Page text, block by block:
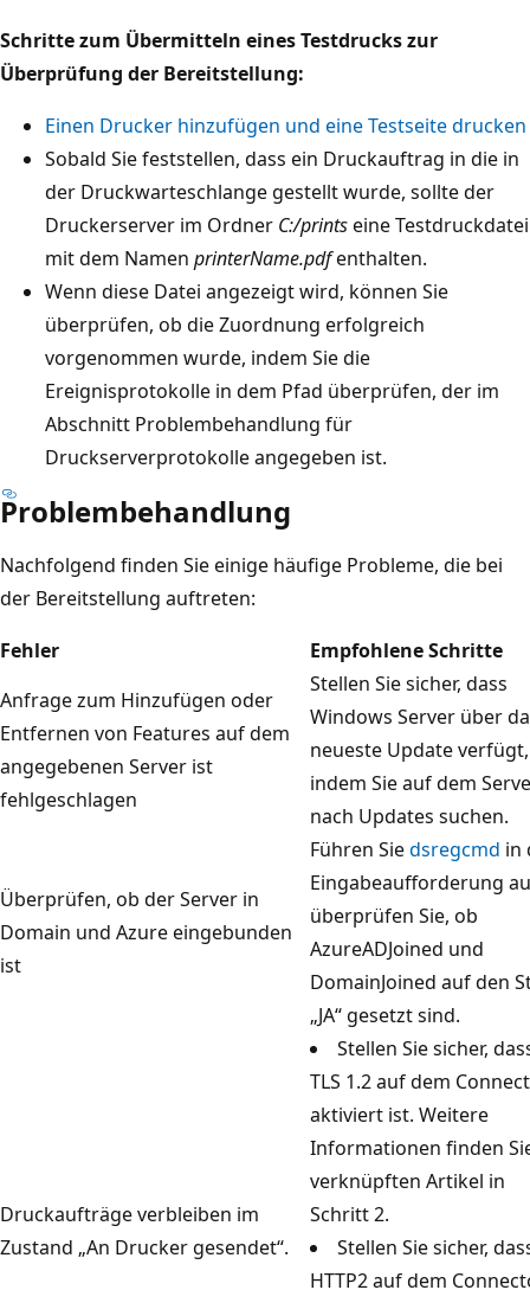
Schritte zum Übermitteln eines Testdrucks zur
Überprüfung der Bereitstellung:
Einen Drucker hinzufügen und eine Testseite drucken
Sobald Sie feststellen, dass ein Druckauftrag in die in
der Druckwarteschlange gestellt wurde, sollte der
Druckerserver im Ordner C:/printseine Testdruckdatei
mit dem Namen printerName.pdfenthalten.
Wenn diese Datei angezeigt wird, können Sie
überprüfen, ob die Zuordnung erfolgreich
vorgenommen wurde, indem Sie die
Ereignisprotokolle in dem Pfad überprüfen, der im
Abschnitt Problembehandlung für
Druckserverprotokolle angegeben ist.
Problembehandlung
Nachfolgend finden Sie einige häufige Probleme, die bei
der Bereitstellung auftreten:
Fehler
Empfohlene Schritte
Anfrage zum Hinzufügen oder
Entfernen von Features auf dem
angegebenen Server ist
fehlgeschlagen
Stellen Sie sicher, dass
Windows Server über
neueste Update verfügt,
indem Sie auf dem
nach Updates suchen.
Überprüfen, ob der Server in
Domain und Azure eingebunden
ist
Führen Siedsregcmd in
Eingabeaufforderung
überprüfen Sie, ob
AzureADJoined und
DomainJoined auf den
„JA“ gesetzt sind.
Druckaufträge verbleiben im
Zustand „An Drucker gesendet“.
Stellen Sie sicher,
TLS 1.2 auf dem
aktiviert ist. Weitere
Informationen finden
verknüpften Artikel in
Schritt 2.
Stellen Sie sicher,
HTTP2 auf dem